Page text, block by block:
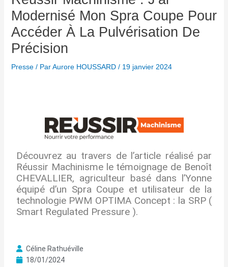
Modernisé Mon Spra Coupe Pour
Accéder À La Pulvérisation De
Précision
Presse/ ParAurore HOUSSARD / 19 janvier 2024
Découvrez au travers de l’article réalisé par
Réussir Machinisme le témoignage de Benoît
CHEVALLIER, agriculteur basé dans l’Yonne
équipé d’un Spra Coupe et utilisateur de la
technologie PWM OPTIMA Concept : la SRP (
Smart Regulated Pressure ).
Céline Rathuéville
18/01/2024